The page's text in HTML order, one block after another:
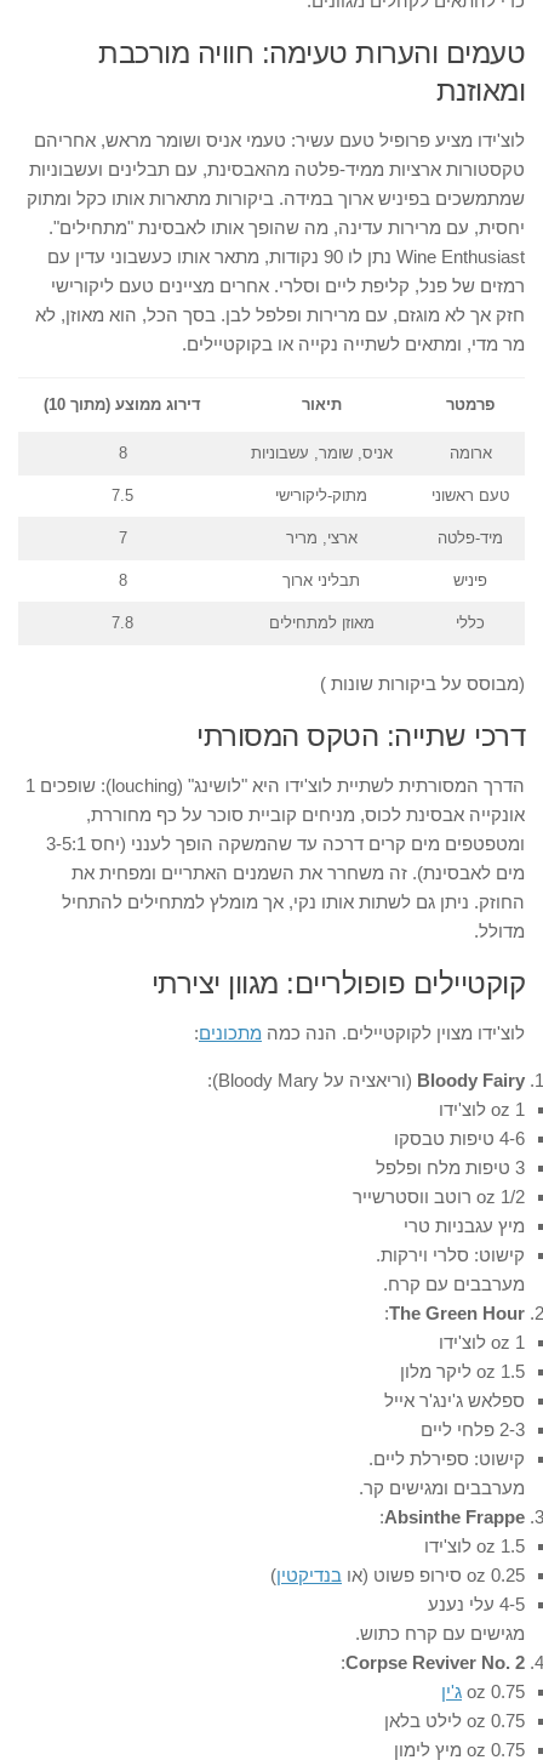
טעמים והערות טעימה: חוויה מורכבת
ומאוזנת
לוצ'ידו מציע פרופיל טעם עשיר: טעמי אניס ושומר מראש, אחריהם
טקסטורות ארציות ממיד-פלטה מהאבסינת, עם תבלינים ועשבוניות
שמתמשכים בפיניש ארוך במידה. ביקורות מתארות אותו כקל ומתוק
יחסית, עם מרירות עדינה, מה שהופך אותו לאבסינת "מתחילים".
Wine Enthusiast נתן לו 90 נקודות, מתאר אותו כעשבוני עדין עם
רמזים של פנל, קליפת ליים וסלרי. אחרים מציינים טעם ליקורישי
חזק אך לא מוגזם, עם מרירות ופלפל לבן. בסך הכל, הוא מאוזן, לא
מר מדי, ומתאים לשתייה נקייה או בקוקטיילים.
פרמטר תיאור דירוג ממוצע (מתוך 10)
ארומה אניס, שומר, עשבוניות 8
טעם ראשוני מתוק-ליקורישי 7.5
מיד-פלטה ארצי, מריר 7
פיניש תבליני ארוך 8
כללי מאוזן למתחילים 7.8
(מבוסס על ביקורות שונות )
דרכי שתייה: הטקס המסורתי
הדרך המסורתית לשתיית לוצ'ידו היא "לושינג" (louching): שופכים 1
אונקייה אבסינת לכוס, מניחים קוביית סוכר על כף מחוררת,
ומטפטפים מים קרים דרכה עד שהמשקה הופך לענני (יחס 3-5:1
מים לאבסינת). זה משחרר את השמנים האתריים ומפחית את
החוזק. ניתן גם לשתות אותו נקי, אך מומלץ למתחילים להתחיל
מדולל.
קוקטיילים פופולריים: מגוון יצירתי
לוצ'ידו מצוין לקוקטיילים. הנה כמה מתכונים:
Bloody Fairy (וריאציה על Bloody Mary):
1 oz לוצ'ידו
4-6 טיפות טבסקו
3 טיפות מלח ופלפל
1/2 oz רוטב ווסטרשייר
מיץ עגבניות טרי
קישוט: סלרי וירקות.
מערבבים עם קרח.
The Green Hour
:
1 oz לוצ'ידו
1.5 oz ליקר מלון
ספלאש ג'ינג'ר אייל
2-3 פלחי ליים
קישוט: ספירלת ליים.
מערבבים ומגישים קר.
Absinthe Frappe
:
1.5 oz לוצ'ידו
0.25 oz סירופ פשוט (או
בנדיקטין)
4-5 עלי נענע
מגישים עם קרח כתוש.
Corpse Reviver No. 2
:
0.75 oz
ג'ין
0.75 oz לילט בלאן
0.75 oz מיץ לימון